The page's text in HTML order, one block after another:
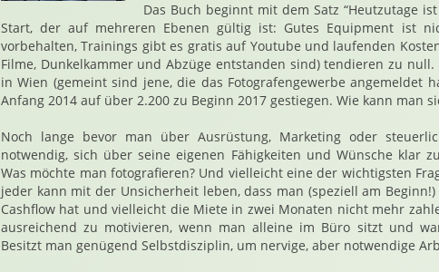
Das Buch beginnt mit dem Satz “Heutzutage
Start, der auf mehreren Ebenen gültig ist: Gutes Equipment ist
vorbehalten, Trainings gibt es gratis auf Youtube und laufenden
Filme, Dunkelkammer und Abzüge entstanden sind) tendieren zu
in Wien (gemeint sind jene, die das Fotografengewerbe angemeldet
Anfang 2014 auf über 2.200 zu Beginn 2017 gestiegen. Wie kann man
Noch lange bevor man über Ausrüstung, Marketing oder
notwendig, sich über seine eigenen Fähigkeiten und Wünsche klar
Was möchte man fotografieren? Und vielleicht eine der wichtigsten
jeder kann mit der Unsicherheit leben, dass man (speziell am
Cashflow hat und vielleicht die Miete in zwei Monaten nicht mehr
ausreichend zu motivieren, wenn man alleine im Büro sitzt und
Besitzt man genügend Selbstdisziplin, um nervige, aber notwendige